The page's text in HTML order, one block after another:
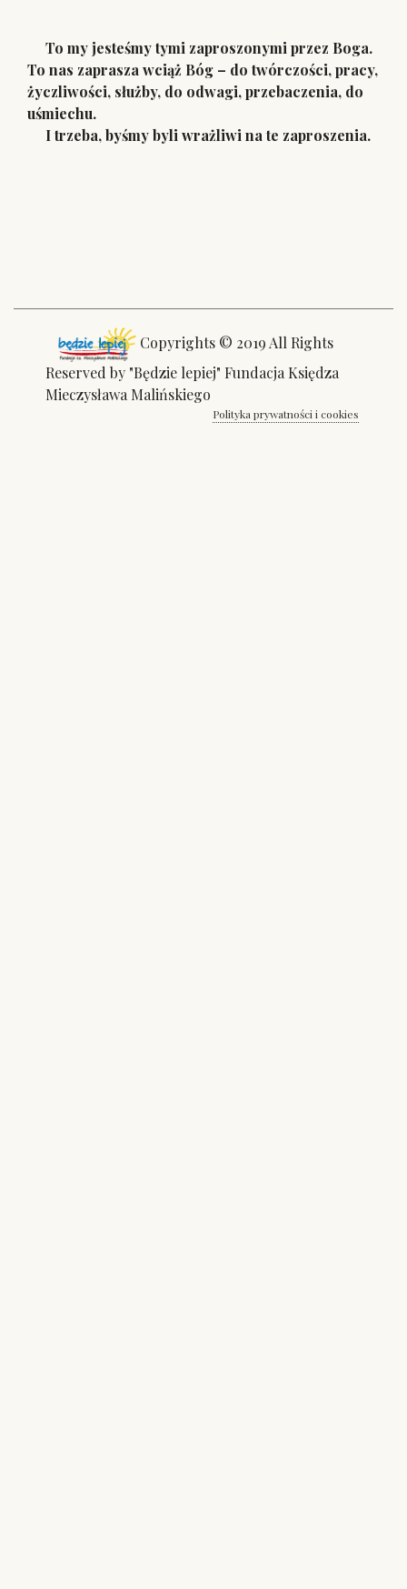
To my jesteśmy tymi zaproszonymi przez Boga.
To nas zaprasza wciąż Bóg – do twórczości, pracy,
życzliwości, służby, do odwagi, przebaczenia, do
uśmiechu.
I trzeba, byśmy byli wrażliwi na te zaproszenia.
Copyrights © 2019 All Rights
Reserved by "Będzie lepiej" Fundacja Księdza
Mieczysława Malińskiego
Polityka prywatności i cookies